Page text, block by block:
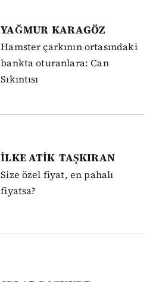
YAĞMUR KARAGÖZ
Hamster çarkının ortasındaki
bankta oturanlara: Can
Sıkıntısı
İLKE ATİK TAŞKIRAN
Size özel fiyat, en pahalı
fiyatsa?